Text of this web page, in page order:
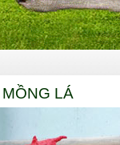
LÁ